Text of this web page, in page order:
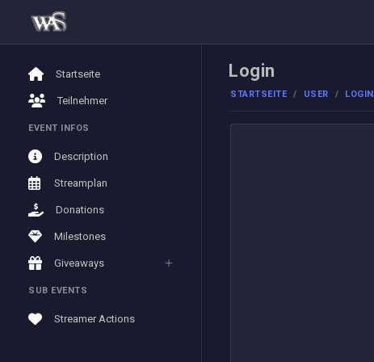
Startseite
Teilnehmer
EVENT INFOS
Description
Streamplan
Donations
Milestones
Giveaways
SUB EVENTS
Streamer Actions
Login
STARTSEITE USER LOGIN